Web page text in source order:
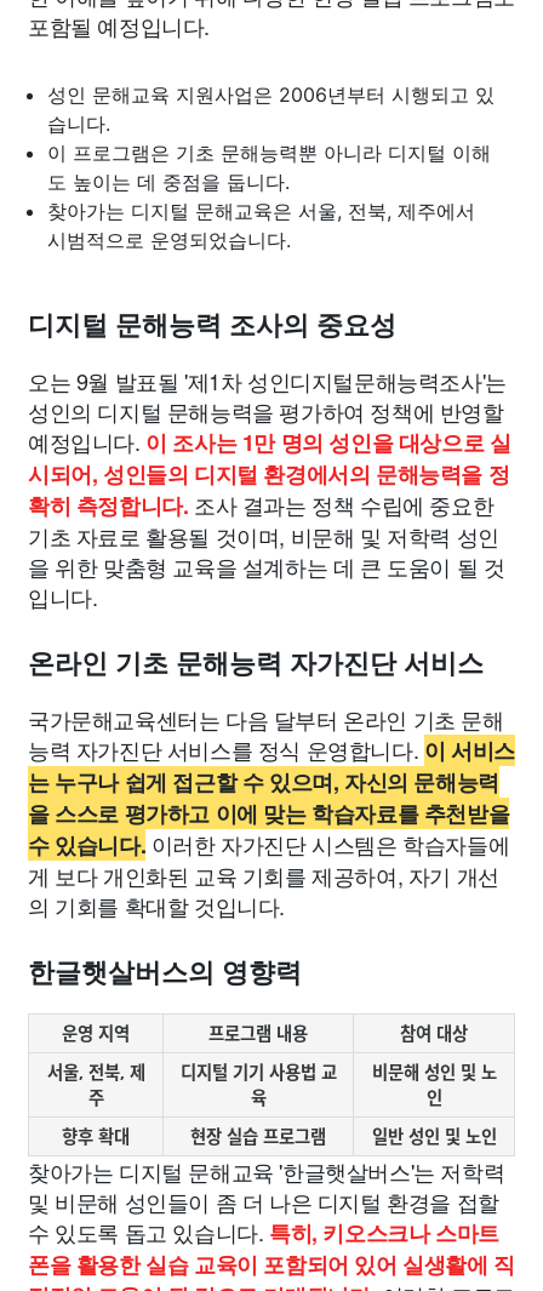
포함될 예정입니다.
성인 문해교육 지원사업은 2006년부터 시행되고 있
습니다.
이 프로그램은 기초 문해능력뿐 아니라 디지털 이해
도 높이는 데 중점을 둡니다.
찾아가는 디지털 문해교육은 서울, 전북, 제주에서
시범적으로 운영되었습니다.
디지털 문해능력 조사의 중요성
오는 9월 발표될 '제1차 성인디지털문해능력조사'는
성인의 디지털 문해능력을 평가하여 정책에 반영할
예정입니다. 이 조사는 1만 명의 성인을 대상으로 실
시되어, 성인들의 디지털 환경에서의 문해능력을 정
확히 측정합니다. 조사 결과는 정책 수립에 중요한
기초 자료로 활용될 것이며, 비문해 및 저학력 성인
을 위한 맞춤형 교육을 설계하는 데 큰 도움이 될 것
입니다.
온라인 기초 문해능력 자가진단 서비스
국가문해교육센터는 다음 달부터 온라인 기초 문해
능력 자가진단 서비스를 정식 운영합니다. 이 서비스
는 누구나 쉽게 접근할 수 있으며, 자신의 문해능력
을 스스로 평가하고 이에 맞는 학습자료를 추천받을
수 있습니다. 이러한 자가진단 시스템은 학습자들에
게 보다 개인화된 교육 기회를 제공하여, 자기 개선
의 기회를 확대할 것입니다.
한글햇살버스의 영향력
운영 지역 프로그램 내용
참여 대상
서울, 전북, 제
주
디지털 기기 사용법 교
육
비문해 성인 및 노
인
향후 확대
현장 실습 프로그램 일반 성인 및 노인
찾아가는 디지털 문해교육 '한글햇살버스'는 저학력
및 비문해 성인들이 좀 더 나은 디지털 환경을 접할
수 있도록 돕고 있습니다. 특히, 키오스크나 스마트
폰을 활용한 실습 교육이 포함되어 있어 실생활에 직